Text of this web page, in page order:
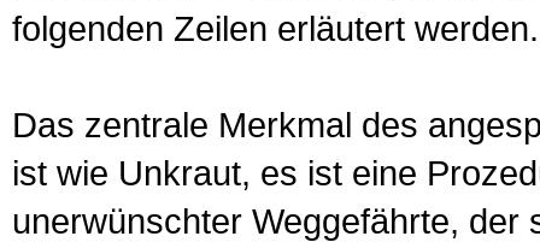
folgenden Zeilen erläutert werden.
Das zentrale Merkmal des
ist wie Unkraut, es ist eine
unerwünschter Weggefährte, der